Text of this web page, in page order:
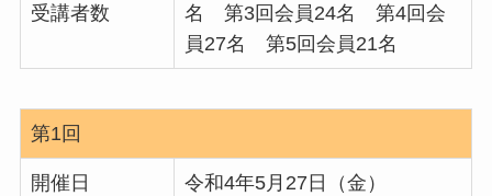
受講者数
名 第3回会員24名 第4回会
員27名 第5回会員21名
第1回
開催日 令和4年5月27日（金）